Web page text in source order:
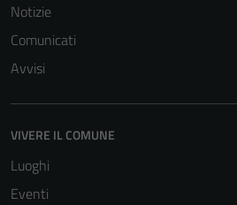
Notizie
Comunicati
Avvisi
VIVERE IL COMUNE
Luoghi
Eventi